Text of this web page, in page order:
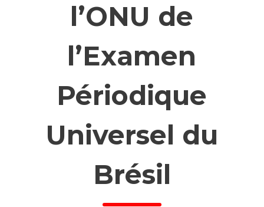
l’ONU de
l’Examen
Périodique
Universel du
Brésil